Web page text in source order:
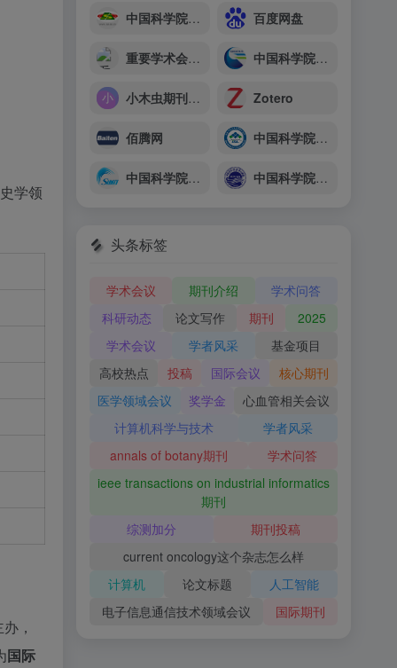
学领
，
国际
中国科学院亚热带农业生态研究所 百度网盘
重要学术会议目录 中国科学院广州地球化学研究所
小木虫期刊点评 Zotero
佰腾网 中国科学院青海盐湖研究所
中国科学院上海微系统与信息技术研究所 中国科学院海洋研究所
头条标签
学术会议 期刊介绍
学术问答
科研动态
论文写作 期刊
2025
学术会议
学者风采
基金项目
高校热点
投稿 国际会议
核心期刊
医学领域会议
奖学金
心血管相关会议
计算机科学与技术
学者风采
annals of botany期刊
学术问答
ieee transactions on industrial informatics
期刊
综测加分
期刊投稿
current oncology这个杂志怎么样
计算机
论文标题
人工智能
电子信息通信技术领域会议
国际期刊